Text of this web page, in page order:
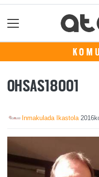
OHSAS18001
Inmakulada Ikastola